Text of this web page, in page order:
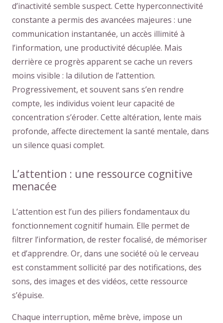
d’inactivité semble suspect. Cette hyperconnectivité
constante a permis des avancées majeures : une
communication instantanée, un accès illimité à
l’information, une productivité décuplée. Mais
derrière ce progrès apparent se cache un revers
moins visible : la dilution de l’attention.
Progressivement, et souvent sans s’en rendre
compte, les individus voient leur capacité de
concentration s’éroder. Cette altération, lente mais
profonde, affecte directement la santé mentale, dans
un silence quasi complet.
L’attention : une ressource cognitive
menacée
L’attention est l’un des piliers fondamentaux du
fonctionnement cognitif humain. Elle permet de
filtrer l’information, de rester focalisé, de mémoriser
et d’apprendre. Or, dans une société où le cerveau
est constamment sollicité par des notifications, des
sons, des images et des vidéos, cette ressource
s’épuise.
Chaque interruption, même brève, impose un